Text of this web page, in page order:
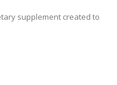
supplement created to